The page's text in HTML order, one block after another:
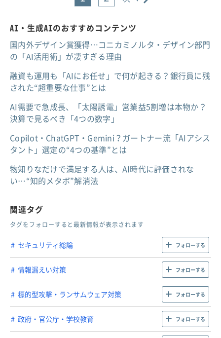
AI・生成AIのおすすめコンテンツ
国内外デザイン賞獲得…コニカミノルタ・デザイン部門
の「AI活用術」が凄すぎる理由
融資も運用も「AIにお任せ」で何が起きる？銀行員に残
された“超重要な仕事”とは
AI需要で急成長、「太陽誘電」営業益5割増は本物か？
決算で見るべき「4つの数字」
Copilot・ChatGPT・Gemini？ガートナー流「AIアシス
タント」選定の“4つの基準”とは
物知りなだけで満足する人は、AI時代に評価されな
い…“知的メタボ”解消法
関連タグ
タグをフォローすると最新情報が表示されます
セキュリティ総論 フォローする
情報漏えい対策 フォローする
標的型攻撃・ランサムウェア対策 フォローする
政府・官公庁・学校教育 フォローする